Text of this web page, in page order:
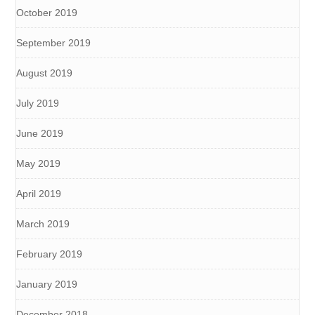
October 2019
September 2019
August 2019
July 2019
June 2019
May 2019
April 2019
March 2019
February 2019
January 2019